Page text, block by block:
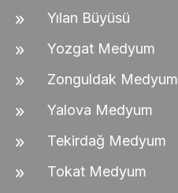
Yılan Büyüsü
Yozgat Medyum
Zonguldak Medyum
Yalova Medyum
Tekirdağ Medyum
Tokat Medyum